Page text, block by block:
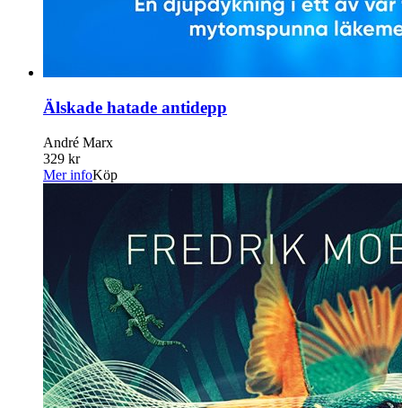
Älskade hatade antidepp
André Marx
329 kr
Mer infoKöp